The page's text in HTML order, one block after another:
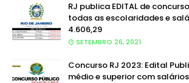
RJ publica EDITAL de
todas as escolaridades e
4.606,29
SETEMBRO 26, 2021
Concurso RJ 2023: Edital
médio e superior com